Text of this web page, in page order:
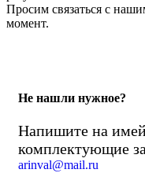
Просим связаться с
момент.
Не нашли нужное?
Напишите на
комплектующие
arinval@mail.ru